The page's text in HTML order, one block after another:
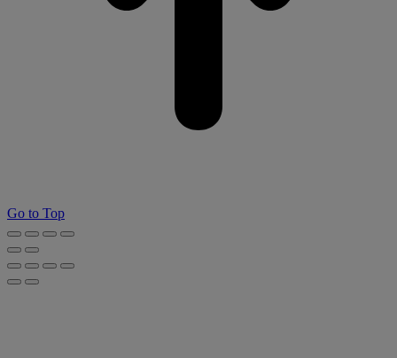
Go to Top